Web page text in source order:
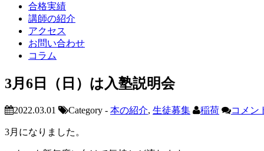
合格実績
講師の紹介
アクセス
お問い合わせ
コラム
3月6日（日）は入塾説明会
2022.03.01 Category - 本の紹介, 生徒募集 稲荷 コメン
3月になりました。